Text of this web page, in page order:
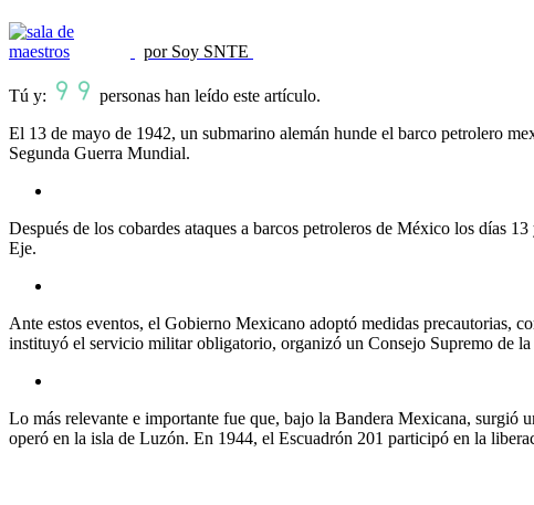
por Soy SNTE
Tú y:
personas han leído este artículo.
El 13 de mayo de 1942, un submarino alemán hunde el barco petrolero
Segunda Guerra Mundial.
Después de los cobardes ataques a barcos petroleros de México los días
Eje.
Ante estos eventos, el Gobierno Mexicano adoptó medidas precautorias,
instituyó el servicio militar obligatorio, organizó un Consejo Supremo de
Lo más relevante e importante fue que, bajo la Bandera Mexicana, surgió
operó en la isla de Luzón. En 1944, el Escuadrón 201 participó en la